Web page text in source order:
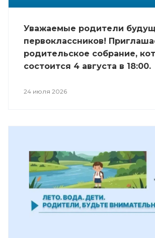
Уважаемые родители
первоклассников!
родительское собрание,
состоится 4 августа в 18:00.
24 июля 2026